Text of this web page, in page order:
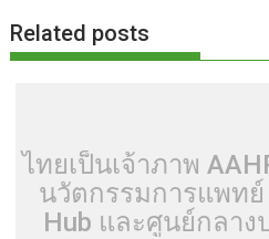
Related posts
ไทยเป็นเจ้าภาพ
นวัตกรรมการแพท
Hub และศูนย์กลาง